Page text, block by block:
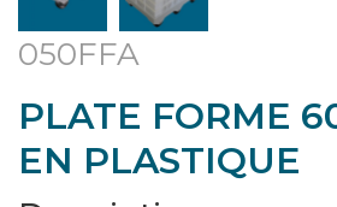
050FFA
PLATE FORME
EN PLASTIQUE